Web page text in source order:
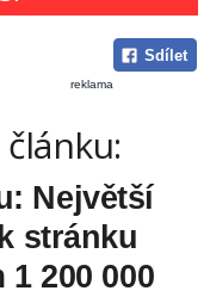
Sdílet
reklama
Největší
stránku
200 000